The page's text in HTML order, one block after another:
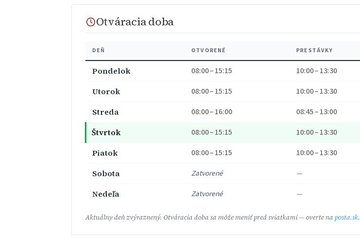
Otváracia doba
DEŇ OTVORENÉ PRESTÁVKY
Pondelok 08:00 – 15:15
10:00 – 13:30
Utorok
08:00 – 15:15
10:00 – 13:30
Streda
08:00 – 16:00
08:45 – 13:00
Štvrtok
08:00 – 15:15
10:00 – 13:30
Piatok
08:00 – 15:15
10:00 – 13:30
Sobota
Zatvorené
—
Nedeľa
Zatvorené —
Aktuálny deň zvýraznený. Otváracia doba sa môže meniť pred sviatkami — overte na posta.sk.